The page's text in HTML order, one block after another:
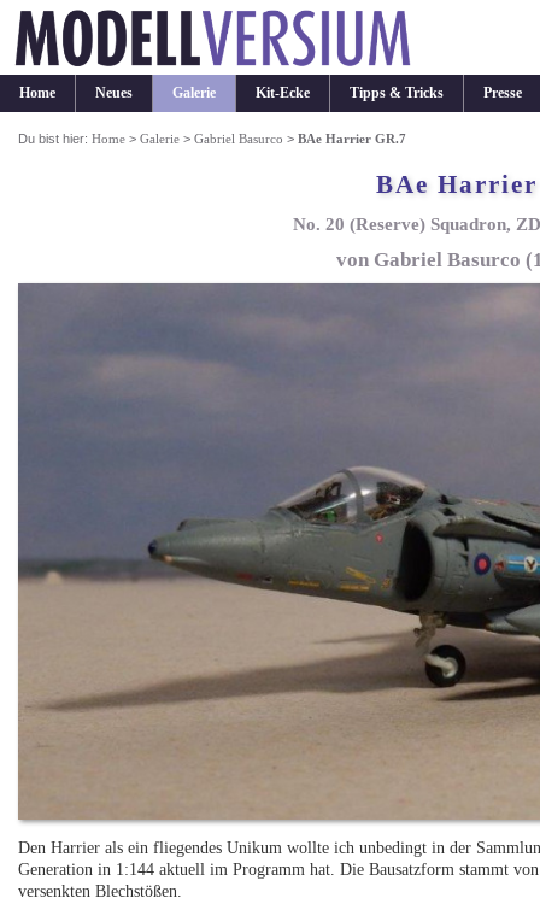
Home Neues Galerie Kit-Ecke Tipps & Tricks Presse
Du bist hier:Home >Galerie >Gabriel Basurco >BAe Harrier GR.7
BAe
No. 20 (Reserve) Squadron,
von Gabriel Basurco
Den Harrier als ein fliegendes Unikum wollte ich unbedingt in der
Generation in 1:144 aktuell im Programm hat. Die Bausatzform stammt
versenkten Blechstößen.